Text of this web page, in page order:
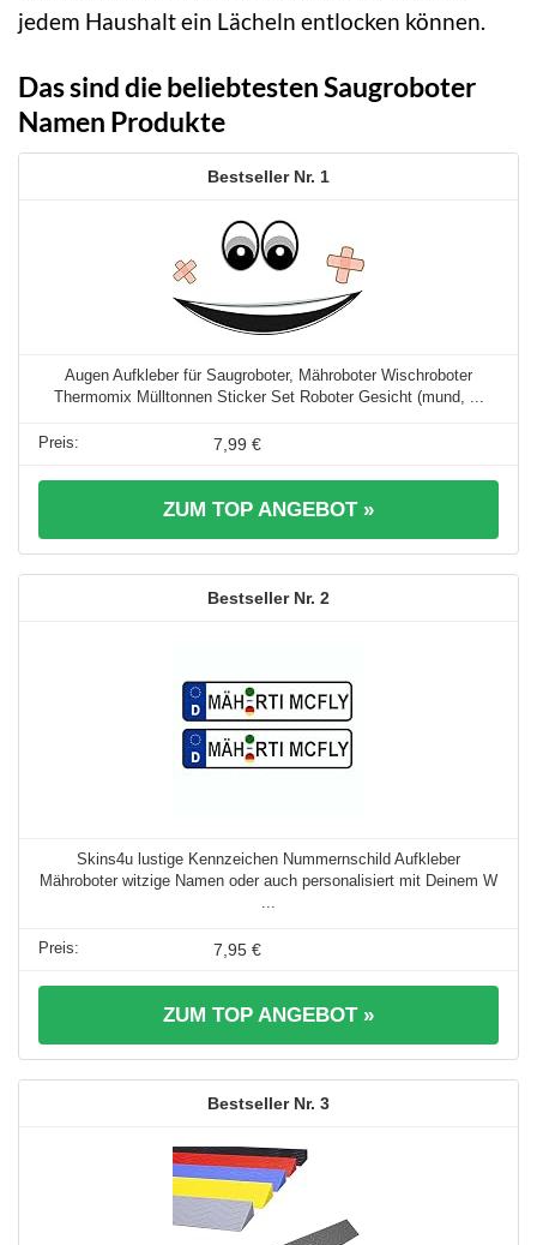
jedem Haushalt ein Lächeln entlocken können.
Das sind die beliebtesten Saugroboter
Namen Produkte
1
Augen Aufkleber für Saugroboter, Mähroboter Wischroboter
Thermomix Mülltonnen Sticker Set Roboter Gesicht (mund, ...
7,99 €
ZUM TOP ANGEBOT »
2
Skins4u lustige Kennzeichen Nummernschild Aufkleber
Mähroboter witzige Namen oder auch personalisiert mit Deinem W
...
7,95 €
ZUM TOP ANGEBOT »
3